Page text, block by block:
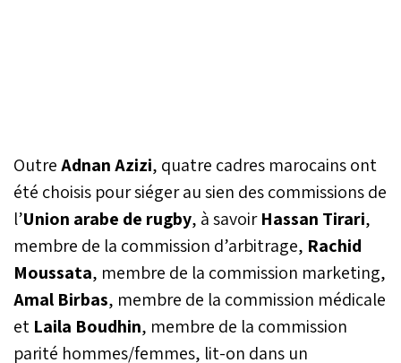
OutreAdnan Azizi, quatre cadres marocains ont
été choisis pour siéger au sien des commissions de
l’Union arabe de rugby, à savoirHassan Tirari,
membre de la commission d’arbitrage, Rachid
Moussata, membre de la commission marketing,
Amal Birbas, membre de la commission médicale
et Laila Boudhin, membre de la commission
parité hommes/femmes, lit-on dans un